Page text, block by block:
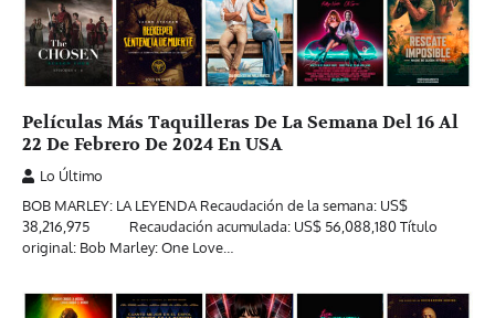
Películas Más Taquilleras De La Semana Del 16 Al
22 De Febrero De 2024 En USA
Lo Último
BOB MARLEY: LA LEYENDA Recaudación de la semana: US$
38,216,975 Recaudación acumulada: US$ 56,088,180 Título
original: Bob Marley: One Love…